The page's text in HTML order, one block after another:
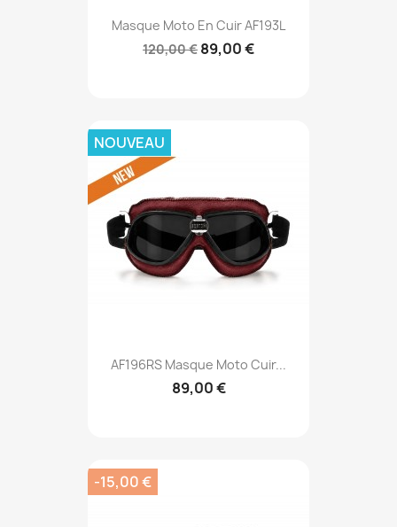
Masque Moto En Cuir AF193L
120,00 € 89,00 €
AF196RS Masque Moto Cuir...
89,00 €
NOUVEAU
-15,00 €